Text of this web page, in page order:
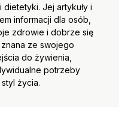
Jej artykuły i
informacji dla osób,
zdrowie i dobrze się
ze swojego
do żywienia,
potrzeby
życia.